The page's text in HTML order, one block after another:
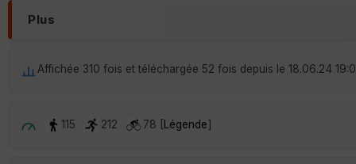
Plus
Affichée 310 fois et téléchargée 52 fois depuis le 18.06.24
115 212 78 [Légende]